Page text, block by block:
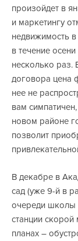
произойдет в
и маркетингу
недвижимость
в течение
несколько
договора цена
нее не
вам
новом районе
позволит
В декабре в
сад (уже 9-й в
очереди школы
станции
планах –